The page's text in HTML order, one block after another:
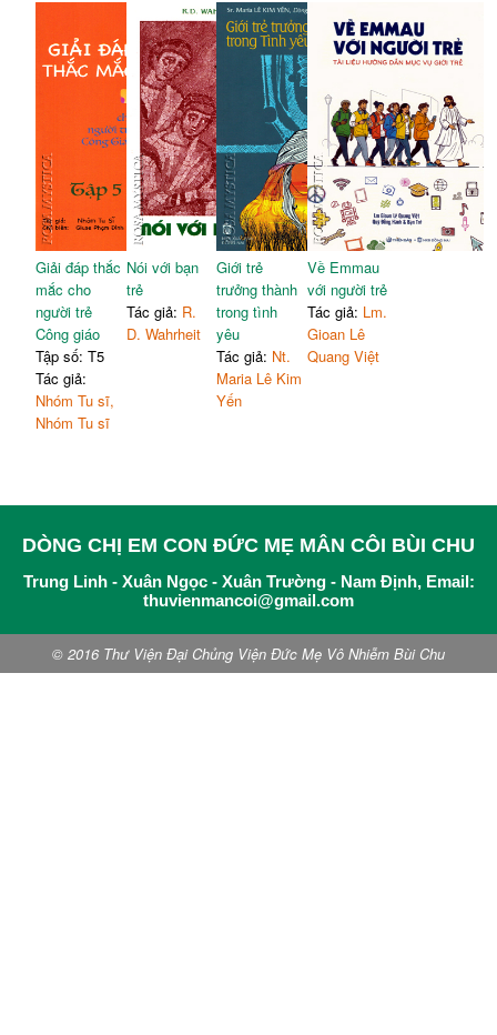
Giải đáp thắc
mắc cho
người trẻ
Công giáo
Tập số: T5
Tác giả:
Nhóm Tu sĩ,
Nhóm Tu sĩ
Nói với bạn
trẻ
Tác giả: R.
D. Wahrheit
Giới trẻ
trưởng thành
trong tình
yêu
Tác giả: Nt.
Maria Lê Kim
Yến
Về Emmau
với người trẻ
Tác giả: Lm.
Gioan Lê
Quang Việt
DÒNG CHỊ EM CON ĐỨC MẸ MÂN CÔI BÙI CHU
Trung Linh - Xuân Ngọc - Xuân Trường - Nam Định, Email:
thuvienmancoi@gmail.com
© 2016 Thư Viện Đại Chủng Viện Đức Mẹ Vô Nhiễm Bùi Chu